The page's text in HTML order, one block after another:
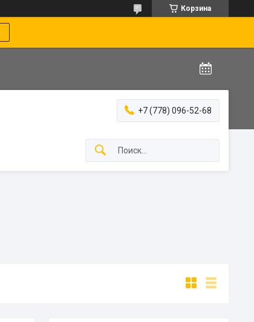
Корзина
+7 (778) 096-52-68